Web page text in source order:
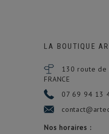
LA BOUTIQUE
130 route de
FRANCE
07 69 94 13
Nos horaires :